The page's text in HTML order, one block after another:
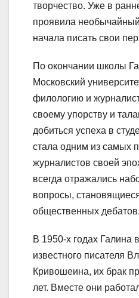
творчество. Уже в
проявила необычайный
начала писать свои
По окончании школы
Московский
филологию и
своему упорству и
добиться успеха в
стала одним из самых
журналистов своей
всегда отражались
вопросы,
общественных дебатов.
В 1950-х годах Галина
известного писателя
Кривошеина, их брак
лет. Вместе они